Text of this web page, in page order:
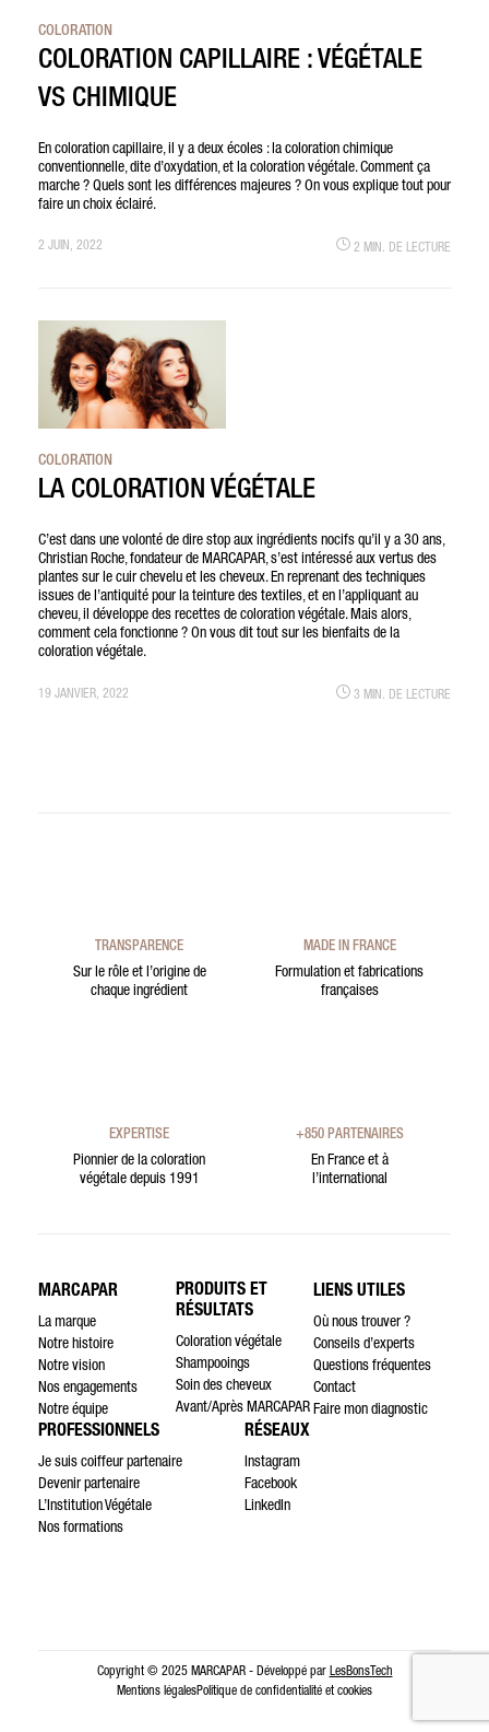
COLORATION
COLORATION CAPILLAIRE : VÉGÉTALE
VS CHIMIQUE
En coloration capillaire, il y a deux écoles : la coloration chimique
conventionnelle, dite d’oxydation, et la coloration végétale. Comment ça
marche ? Quels sont les différences majeures ? On vous explique tout pour
faire un choix éclairé.
2 JUIN, 2022 2 MIN. DE LECTURE
COLORATION
LA COLORATION VÉGÉTALE
C’est dans une volonté de dire stop aux ingrédients nocifs qu’il y a 30 ans,
Christian Roche, fondateur de MARCAPAR, s’est intéressé aux vertus des
plantes sur le cuir chevelu et les cheveux. En reprenant des techniques
issues de l’antiquité pour la teinture des textiles, et en l’appliquant au
cheveu, il développe des recettes de coloration végétale. Mais alors,
comment cela fonctionne ? On vous dit tout sur les bienfaits de la
coloration végétale.
19 JANVIER, 2022 3 MIN. DE LECTURE
TRANSPARENCE
Sur le rôle et l’origine de
chaque ingrédient
MADE IN FRANCE
Formulation et fabrications
françaises
EXPERTISE
Pionnier de la coloration
végétale depuis 1991
+850 PARTENAIRES
En France et à
l’international
MARCAPAR
La marque
Notre histoire
Notre vision
Nos engagements
Notre équipe
PRODUITS ET
RÉSULTATS
Coloration végétale
Shampooings
Soin des cheveux
Avant/Après MARCAPAR
LIENS UTILES
Où nous trouver ?
Conseils d’experts
Questions fréquentes
Contact
Faire mon diagnostic
PROFESSIONNELS
Je suis coiffeur partenaire
Devenir partenaire
L’Institution Végétale
Nos formations
RÉSEAUX
Instagram
Facebook
LinkedIn
Copyright © 2025 MARCAPAR - Développé par LesBonsTech
Mentions légalesPolitique de confidentialité et cookies